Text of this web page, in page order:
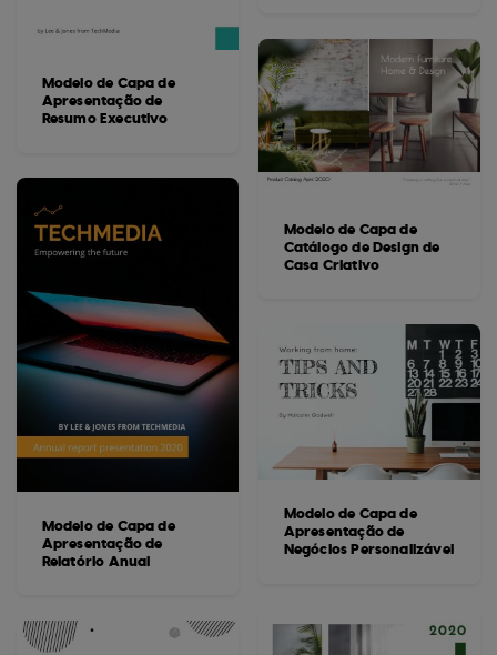
Modelo de Capa de
Apresentação de
Resumo Executivo
Modelo de Capa de
Apresentação de
Relatório Anual
Modelo de Capa de
Catálogo de Design de
Casa Criativo
Modelo de Capa de
Apresentação de
Negócios Personalizável